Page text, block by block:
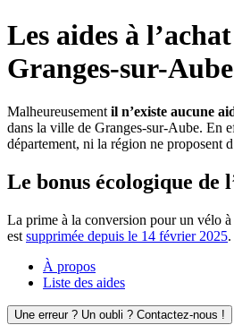
Les aides à
Granges-sur-Aube
Malheureusement il n’existe aucune
dans la ville de Granges-sur-Aube. En
département, ni la région ne proposent
Le bonus écologique de
La prime à la conversion pour un vélo
est supprimée depuis le 14 février 2025.
À propos
Liste des aides
Une erreur ? Un oubli ? Contactez-nous !